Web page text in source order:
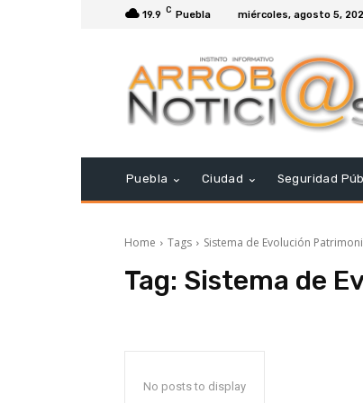
19.9 C Puebla miércoles, agosto 5,
Puebla Ciudad Seguridad
Home Tags Sistema de Evolución
Tag: Sistema de
No posts to display